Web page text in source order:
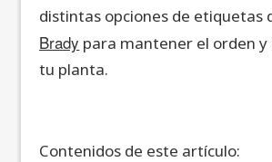
distintas opciones de etiquetas
Brady para mantener el orden y
tu planta.
Contenidos de este artículo: